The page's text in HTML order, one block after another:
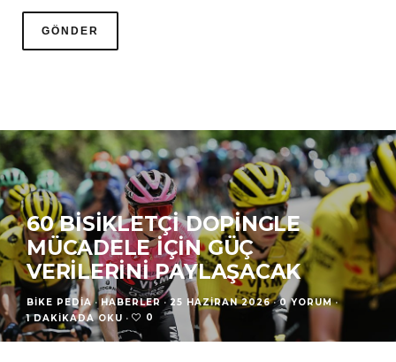
60 BISIKLETÇI DOPINGLE
MÜCADELE İÇIN GÜÇ
VERILERINI PAYLAŞACAK
BIKE PEDIA · HABERLER · 25 HAZIRAN 2026 · 0 YORUM ·
1 DAKIKADA OKU · 0